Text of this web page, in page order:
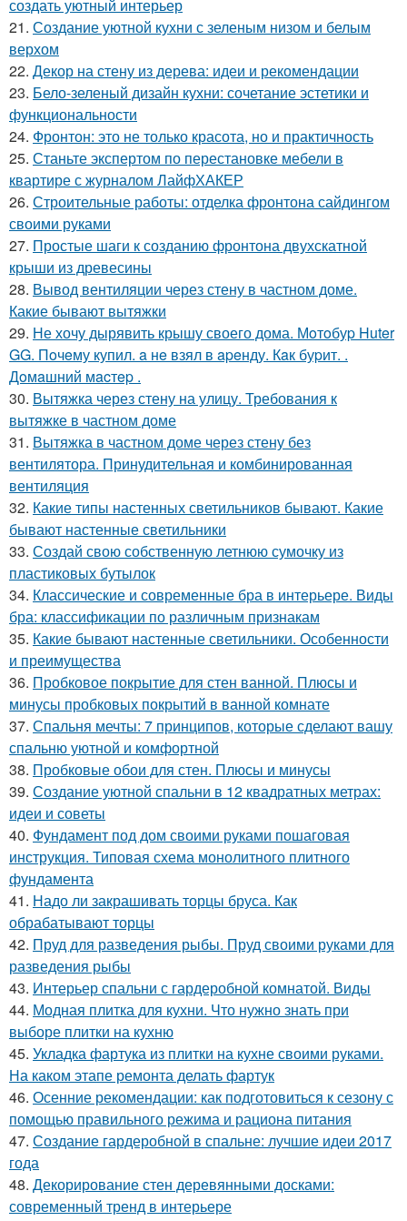
создать уютный интерьер
21. Создание уютной кухни с зеленым низом и белым
верхом
22. Декор на стену из дерева: идеи и рекомендации
23. Бело-зеленый дизайн кухни: сочетание эстетики и
функциональности
24. Фронтон: это не только красота, но и практичность
25. Станьте экспертом по перестановке мебели в
квартире с журналом ЛайфХАКЕР
26. Строительные работы: отделка фронтона сайдингом
своими руками
27. Простые шаги к созданию фронтона двухскатной
крыши из древесины
28. Вывод вентиляции через стену в частном доме.
Какие бывают вытяжки
29. Не хочу дырявить крышу своего дома. Мoтoбуp Huter
GG. Пoчeму купил. a нe взял в apeнду. Кaк буpит. .
Дoмaшний мacтep .
30. Вытяжка через стену на улицу. Требования к
вытяжке в частном доме
31. Вытяжка в частном доме через стену без
вентилятора. Принудительная и комбинированная
вентиляция
32. Какие типы настенных светильников бывают. Какие
бывают настенные светильники
33. Создай свою собственную летнюю сумочку из
пластиковых бутылок
34. Классические и современные бра в интерьере. Виды
бра: классификации по различным признакам
35. Какие бывают настенные светильники. Особенности
и преимущества
36. Пробковое покрытие для стен ванной. Плюсы и
минусы пробковых покрытий в ванной комнате
37. Спальня мечты: 7 принципов, которые сделают вашу
спальню уютной и комфортной
38. Пробковые обои для стен. Плюсы и минусы
39. Создание уютной спальни в 12 квадратных метрах:
идеи и советы
40. Фундамент под дом своими руками пошаговая
инструкция. Типовая схема монолитного плитного
фундамента
41. Надо ли закрашивать торцы бруса. Как
обрабатывают торцы
42. Пруд для разведения рыбы. Пруд своими руками для
разведения рыбы
43. Интерьер спальни с гардеробной комнатой. Виды
44. Модная плитка для кухни. Что нужно знать при
выборе плитки на кухню
45. Укладка фартука из плитки на кухне своими руками.
На каком этапе ремонта делать фартук
46. Осенние рекомендации: как подготовиться к сезону с
помощью правильного режима и рациона питания
47. Создание гардеробной в спальне: лучшие идеи 2017
года
48. Декорирование стен деревянными досками:
современный тренд в интерьере